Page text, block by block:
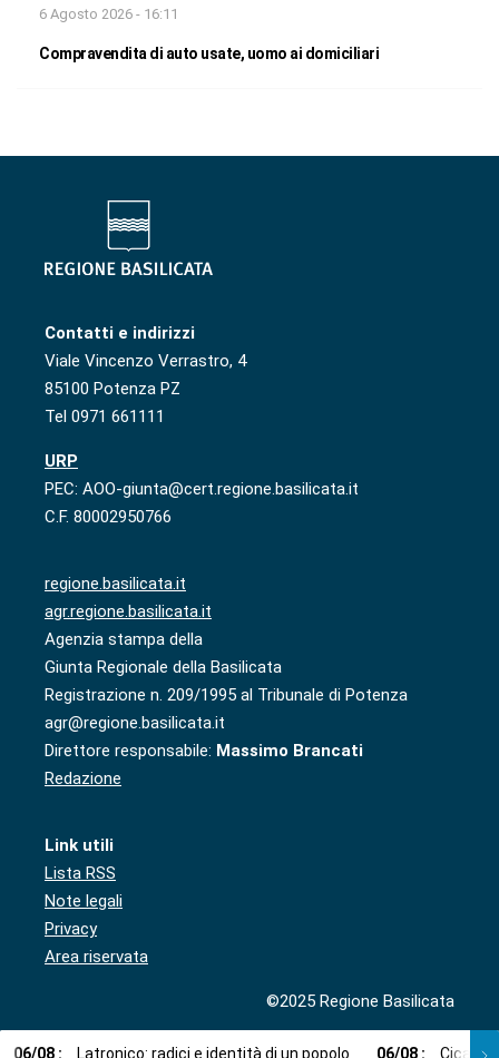
6 Agosto 2026 - 16:11
Compravendita di auto usate, uomo ai domiciliari
Contatti e indirizzi
Viale Vincenzo Verrastro, 4
85100 Potenza PZ
Tel 0971 661111
URP
PEC: AOO-giunta@cert.regione.basilicata.it
C.F. 80002950766
regione.basilicata.it
agr.regione.basilicata.it
Agenzia stampa della
Giunta Regionale della Basilicata
Registrazione n. 209/1995 al Tribunale di Potenza
agr@regione.basilicata.it
Direttore responsabile: Massimo Brancati
Redazione
Link utili
Lista RSS
Note legali
Privacy
Area riservata
©2025 Regione Basilicata
06/08 : Latronico: radici e identità di un popolo 06/08 : Cicala: